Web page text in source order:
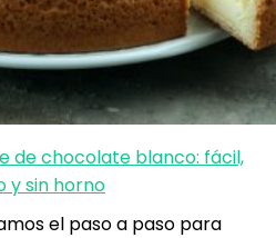
de chocolate blanco: fácil,
y sin horno
el paso a paso para